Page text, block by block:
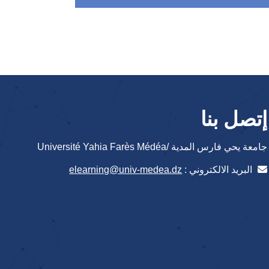
إتصل بنا
جامعة يحي فارس المدية /Université Yahia Farès Médéa
البريد الالكتروني : elearning@univ-medea.dz